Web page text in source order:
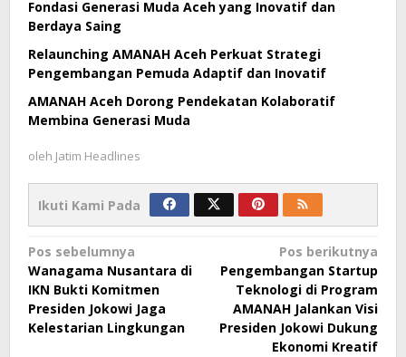
Fondasi Generasi Muda Aceh yang Inovatif dan
Berdaya Saing
Relaunching AMANAH Aceh Perkuat Strategi
Pengembangan Pemuda Adaptif dan Inovatif
AMANAH Aceh Dorong Pendekatan Kolaboratif
Membina Generasi Muda
oleh Jatim Headlines
Ikuti Kami Pada
Navigasi
pos
Pos sebelumnya
Wanagama Nusantara di
IKN Bukti Komitmen
Presiden Jokowi Jaga
Kelestarian Lingkungan
Pos berikutnya
Pengembangan Startup
Teknologi di Program
AMANAH Jalankan Visi
Presiden Jokowi Dukung
Ekonomi Kreatif